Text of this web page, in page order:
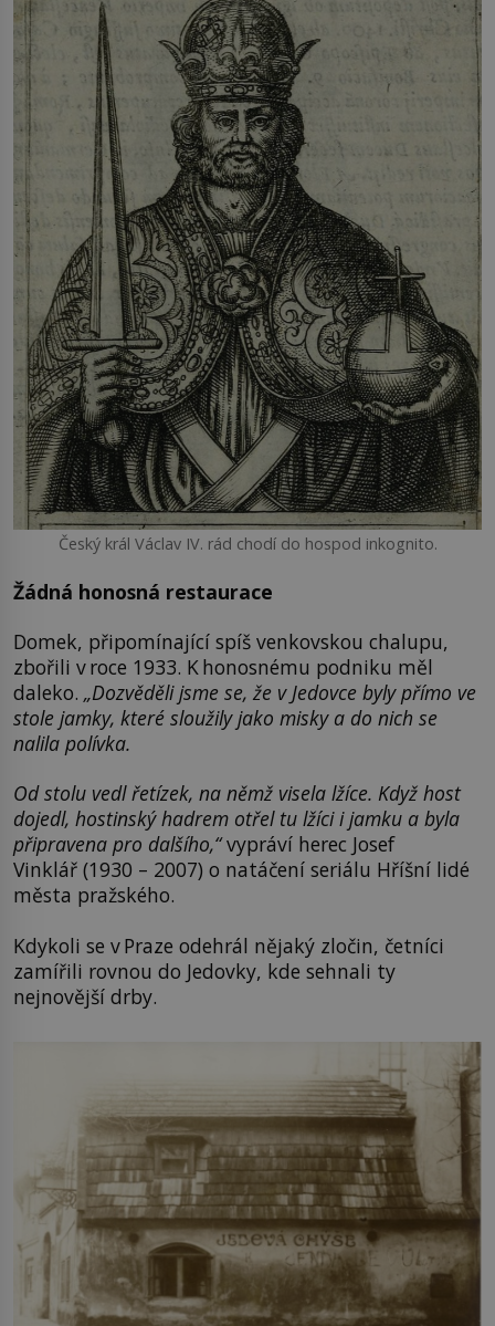
Český král Václav IV. rád chodí do hospod inkognito.
Žádná honosná restaurace
Domek, připomínající spíš venkovskou chalupu,
zbořili v roce 1933. K honosnému podniku měl
daleko. „Dozvěděli jsme se, že v Jedovce byly přímo ve
stole jamky, které sloužily jako misky a do nich se
nalila polívka.
Od stolu vedl řetízek, na němž visela lžíce. Když host
dojedl, hostinský hadrem otřel tu lžíci i jamku a byla
připravena pro dalšího,“vypráví herec Josef
Vinklář (1930 – 2007) o natáčení seriálu Hříšní lidé
města pražského.
Kdykoli se v Praze odehrál nějaký zločin, četníci
zamířili rovnou do Jedovky, kde sehnali ty
nejnovější drby.